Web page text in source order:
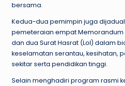
bersama.
Kedua-dua pemimpin juga
pemeteraian empat Memorandum
dan dua Surat Hasrat (LoI) dalam
keselamatan serantau, kesihatan,
sekitar serta pendidikan tinggi.
Selain menghadiri program rasmi